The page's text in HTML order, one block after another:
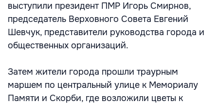
выступили президент ПМР Игорь Смирнов,
председатель Верховного Совета Евгений
Шевчук, представители руководства города и
общественных организаций.
Затем жители города прошли траурным
маршем по центральный улице к Мемориалу
Памяти и Скорби, где возложили цветы к